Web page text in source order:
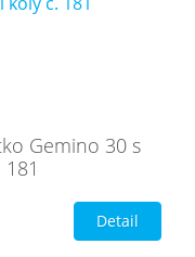
Gemino 30 s
Detail